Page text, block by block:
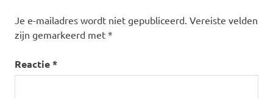
Je e-mailadres wordt niet gepubliceerd. Vereiste velden
zijn gemarkeerd met *
Reactie*